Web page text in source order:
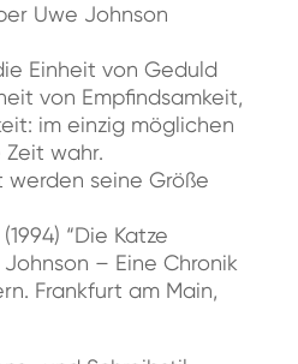
Uwe Johnson
Einheit von Geduld
von Empfindsamkeit,
im einzig möglichen
Zeit wahr.
werden seine Größe
“Die Katze
– Eine Chronik
Frankfurt am Main,